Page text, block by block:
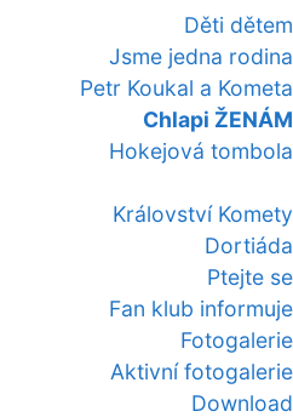
Děti dětem
Jsme jedna rodina
Petr Koukal a Kometa
Chlapi ŽENÁM
Hokejová tombola
Království Komety
Dortiáda
Ptejte se
Fan klub informuje
Fotogalerie
Aktivní fotogalerie
Download